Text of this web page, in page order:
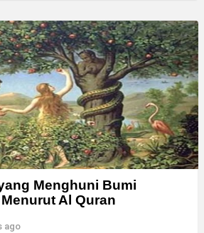
Menghuni Bumi
Al Quran
ago